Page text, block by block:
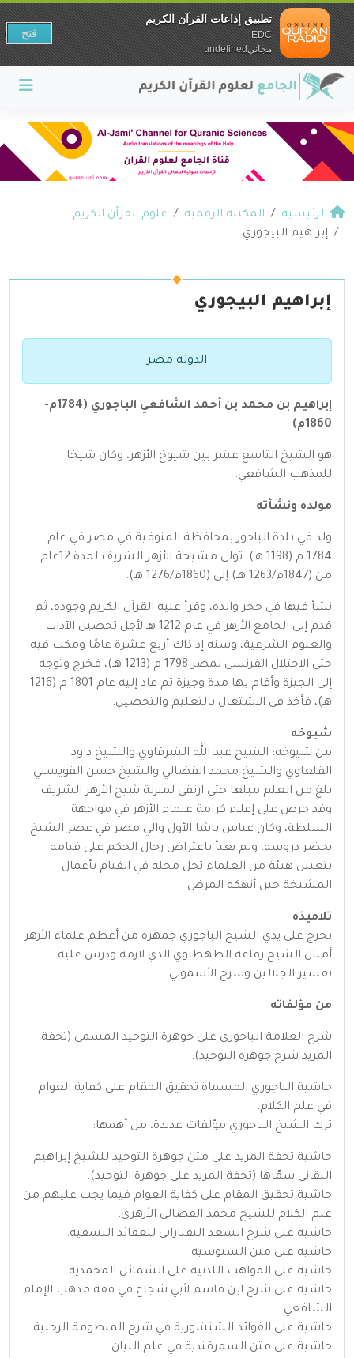
الرئيسية المكتبة الرقمية
علوم القرآن الكريم
إبراهيم البيجوري
إبراهيم البيجوري
الدولة مصر
إبراهيم بن محمد بن أحمد الشافعي الباجوري (1784م-
1860م)
هو الشيخ التاسع عشر بين شيوخ الأزهر، وكان شيخا
للمذهب الشافعي.
مولده ونشأته
ولد في بلدة الباجور بمحافظة المنوفية في مصر في عام
1784 م (1198 هـ). تولى مشيخة الأزهر الشريف لمدة 12عام
من (1847م/1263 هـ) إلى (1860م/1276 هـ).
نشأ فيها في حجر والده، وقرأ عليه القرآن الكريم وجوده، ثم
قدم إلى الجامع الأزهر في عام 1212 هـ لأجل تحصيل الآداب
والعلوم الشرعية، وسنه إذ ذاك أربع عشرة عامًا ومكث فيه
حتى الاحتلال الفرنسي لمصر 1798 م (1213 هـ)، فخرج وتوجه
إلى الجيزة وأقام بها مدة وجيزة ثم عاد إليه عام 1801 م (1216
هـ)، فأخذ في الاشتغال بالتعليم والتحصيل.
شيوخه
من شيوخه: الشيخ عبد الله الشرقاوي والشيخ داود
القلعاوي والشيخ محمد الفضالي والشيخ حسن القويسني.
بلغ من العلم مبلغا حتى ارتقى لمنزلة شيخ الأزهر الشريف
وقد حرص على إعلاء كرامة علماء الأزهر في مواجهة
السلطة، وكان عباس باشا الأول والي مصر في عصر الشيخ
يحضر دروسه، ولم يعبأ باعتراض رجال الحكم على قيامه
بتعيين هيئة من العلماء تحل محله في القيام بأعمال
المشيخة حين أنهكه المرض.
تلاميذه
تخرج على يدي الشيخ الباجوري جمهرة من أعظم علماء الأزهر
أمثال الشيخ رفاعة الطهطاوي الذي لازمه ودرس عليه
تفسير الجلالين وشرح الأشموني.
من مؤلفاته
شرح العلامة الباجوري على جوهرة التوحيد المسمى (تحفة
المريد شرح جوهرة التوحيد).
حاشية الباجوري المسماة تحقيق المقام على كفاية العوام
في علم الكلام.
ترك الشيخ الباجوري مؤلفات عديدة، من أهمها:
حاشية تحفة المريد على متن جوهرة التوحيد للشيخ إبراهيم
اللقاني سمّاها (تحفة المريد على جوهرة التوحيد).
حاشية تحقيق المقام على كفاية العوام فيما يجب عليهم من
علم الكلام للشيخ محمد الفضالي الأزهري.
حاشية على شرح السعد التفتازاني للعقائد النسفية.
حاشية على متن السنوسية.
حاشية على المواهب اللدنية على الشمائل المحمدية.
حاشية على شرح ابن قاسم لأبي شجاع في فقه مذهب الإمام
الشافعي.
حاشية على الفوائد الشنشورية في شرح المنظومة الرحبية.
حاشية على متن السمرقندية في علم البيان.
تطبيق إذاعات القرآن الكريم
EDC
مجانيundefined
فتح